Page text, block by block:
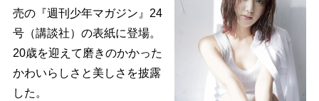
売の『週刊少年マガジン』24
号（講談社）の表紙に登場。
20歳を迎えて磨きのかかった
かわいらしさと美しさを披露
した。